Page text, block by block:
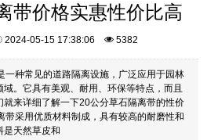
带价格实惠性价比高
2024-05-15 17:38:06 5382
一种常见的道路隔离设施，广泛应用于园林
。它具有美观、耐用、环保等特点，而且
来详细了解一下20公分草石隔离带的性价
带采用优质材料制成，具有较高的耐磨性和
是天然草皮和